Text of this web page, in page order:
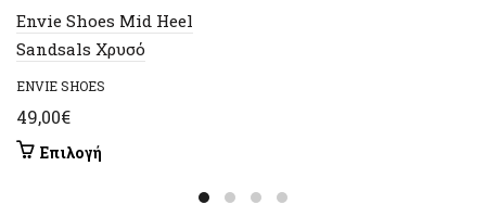
Envie Shoes Mid Heel
Sandsals Χρυσό
ENVIE SHOES
49,00€
Επιλογή